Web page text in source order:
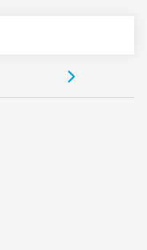
et LPZ 2
: bon état/à
de l’état du varistor
suivant la
17.5 mm par pôle